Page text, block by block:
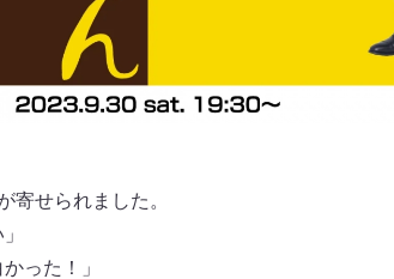
寄せられました。
った！」